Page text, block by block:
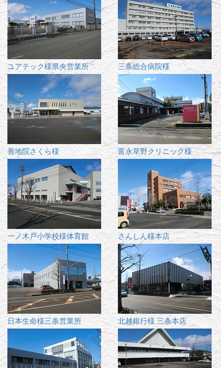
ユアテック様県央営業所 三条総合病院様
善地院さくら様 富永草野クリニック様
一ノ木戸小学校様体育館 さんしん様本店
日本生命様三条営業所 北越銀行様 三条本店